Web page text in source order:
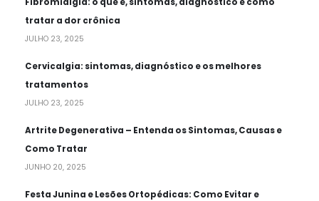
tratar a dor crônica
JULHO 23, 2025
Cervicalgia: sintomas, diagnóstico e os melhores
tratamentos
JULHO 23, 2025
Artrite Degenerativa – Entenda os Sintomas, Causas e
Como Tratar
JUNHO 20, 2025
Festa Junina e Lesões Ortopédicas: Como Evitar e